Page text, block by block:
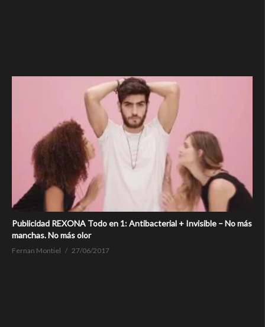
Publicidad REXONA Todo en 1: Antibacterial + Invisible – No más
manchas. No más olor
Fernan Montiel 27/06/2017